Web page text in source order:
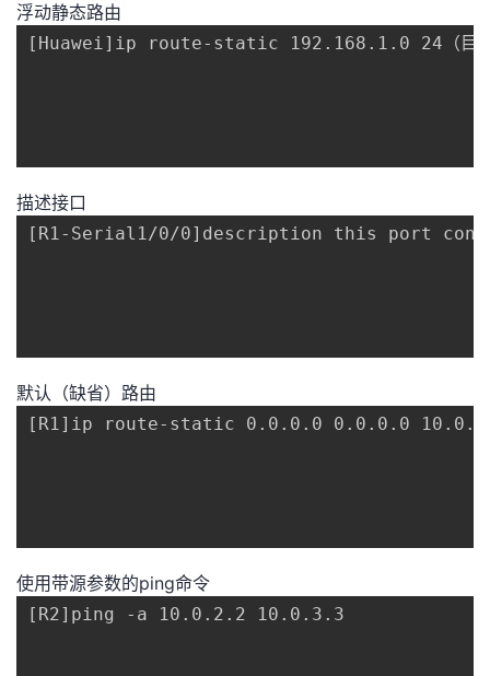
浮动静态路由
[Huawei]ip route-static 192.168.1.0 24（目标
描述接口
[R1-Serial1/0/0]description this port
默认（缺省）路由
[R1]ip route-static 0.0.0.0 0.0.0.0
使用带源参数的ping命令
[R2]ping -a 10.0.2.2 10.0.3.3